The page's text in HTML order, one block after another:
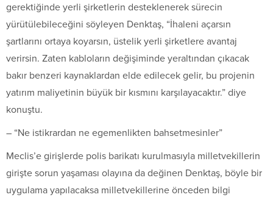
gerektiğinde yerli şirketlerin desteklenerek sürecin
yürütülebileceğini söyleyen Denktaş, “İhaleni açarsın
şartlarını ortaya koyarsın, üstelik yerli şirketlere avantaj
verirsin. Zaten kabloların değişiminde yeraltından çıkacak
bakır benzeri kaynaklardan elde edilecek gelir, bu projenin
yatırım maliyetinin büyük bir kısmını karşılayacaktır.” diye
konuştu.
– “Ne istikrardan ne egemenlikten bahsetmesinler”
Meclis’e girişlerde polis barikatı kurulmasıyla milletvekillerin
girişte sorun yaşaması olayına da değinen Denktaş, böyle bir
uygulama yapılacaksa milletvekillerine önceden bilgi